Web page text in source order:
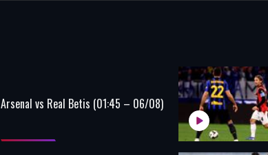
Arsenal vs Real Betis (01:45 – 06/08)